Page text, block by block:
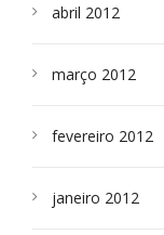
abril 2012
março 2012
fevereiro 2012
janeiro 2012